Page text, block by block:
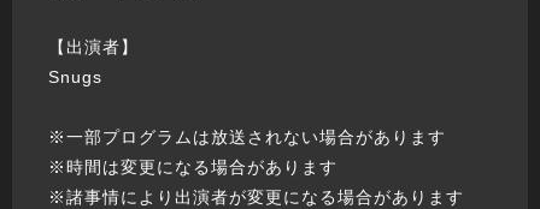
【出演者】
Snugs
※一部プログラムは放送されない場合があります
※時間は変更になる場合があります
※諸事情により出演者が変更になる場合があります